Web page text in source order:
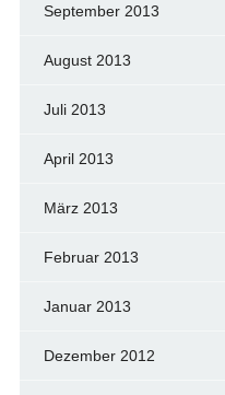
September 2013
August 2013
Juli 2013
April 2013
März 2013
Februar 2013
Januar 2013
Dezember 2012